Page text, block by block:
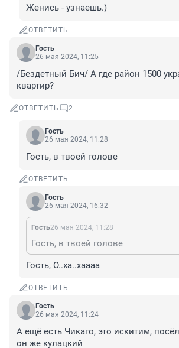
Женись - узнаешь.)
ОТВЕТИТЬ
Гость
26 мая 2024, 11:25
/Бездетный Бич/ А где район 1500
квартир?
ОТВЕТИТЬ 2
Гость
26 мая 2024, 11:28
Гость, в твоей голове
ОТВЕТИТЬ
Гость
26 мая 2024, 16:32
Гость26 мая 2024, 11:28
Гость, в твоей голове
Гость, О..ха..хаааа
ОТВЕТИТЬ
Гость
26 мая 2024, 11:24
А ещё есть Чикаго, это искитим,
он же кулацкий